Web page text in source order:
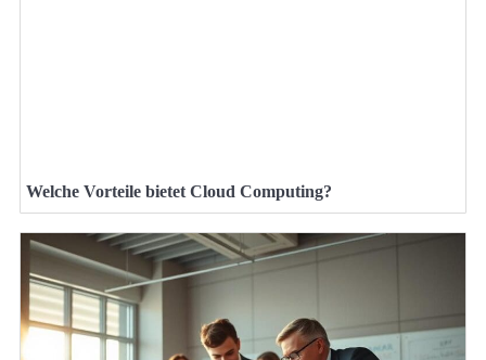
Welche Vorteile bietet Cloud Computing?